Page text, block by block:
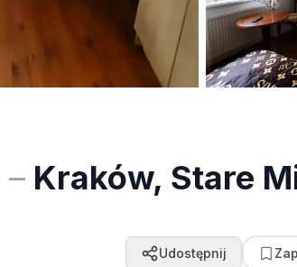
– Kraków, Stare
Udostępnij